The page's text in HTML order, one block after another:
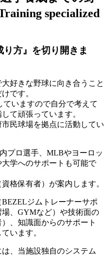
specialized
り方』を切り開きま
好きな野球に向き合うこと
です。
いますので自分で考えて
て頑張っています。
民球場を拠点に活動してい
プロ選手、MLBやヨーロッ
学へのサポートも可能で
格保有者）が案内します。
ジムトレーナーサポ
、GYMなど）や技術面の
、知識面からのサポート
います。
、当施設独自のシステム